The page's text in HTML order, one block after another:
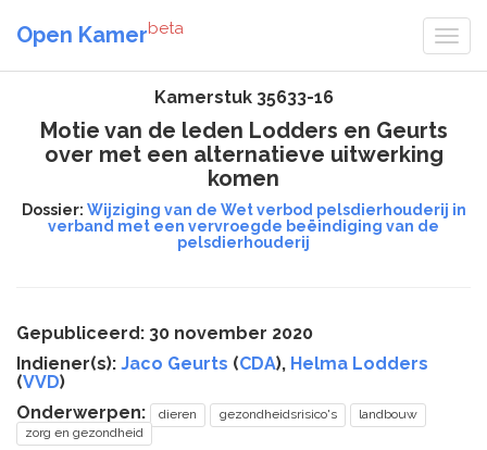
Open Kamerbeta
Kamerstuk 35633-16
Motie van de leden Lodders en Geurts
over met een alternatieve uitwerking
komen
Dossier: Wijziging van de Wet verbod pelsdierhouderij in
verband met een vervroegde beëindiging van de
pelsdierhouderij
Gepubliceerd: 30 november 2020
Indiener(s): Jaco Geurts (CDA), Helma Lodders
(VVD)
Onderwerpen:
dieren gezondheidsrisico's
landbouw
zorg en gezondheid